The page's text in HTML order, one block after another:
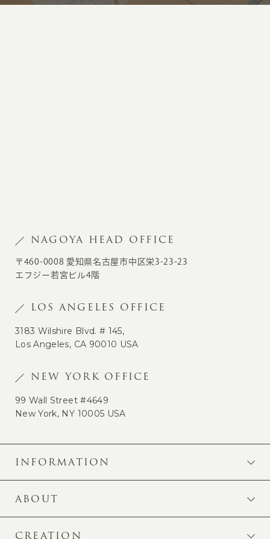
NAGOYA HEAD OFFICE
〒460-0008 愛知県名古屋市中区栄3-23-23
エフジー若宮ビル4階
LOS ANGELES OFFICE
3183 Wilshire Blvd. # 145,
Los Angeles, CA 90010 USA
NEW YORK OFFICE
99 Wall Street #4649
New York, NY 10005 USA
INFORMATION
ABOUT
CREATION